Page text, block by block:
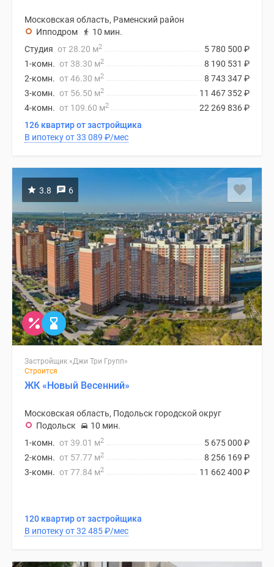
Московская область, Раменский район
Ипподром
10 мин.
5 780 500 ₽
Студия от 28.20 м2
8 190 531 ₽
1-комн. от 38.30 м2
8 743 347₽
2-комн. от 46.30 м2
11 467 352 ₽
3-комн. от 56.50 м2
22 269 836₽
4-комн. от 109.60 м2
126 квартир от застройщика
В ипотеку от 33 089 ₽/мес
3.8 6
Застройщик «Джи Три Групп»
Строится
ЖК «Новый Весенний»
Московская область, Подольск городской округ
Подольск
10 мин.
5 675 000 ₽
1-комн. от 39.01 м2
8 256 169 ₽
2-комн. от 57.77 м2
11 662 400 ₽
3-комн. от 77.84 м2
120 квартир от застройщика
В ипотеку от 32 485₽/мес